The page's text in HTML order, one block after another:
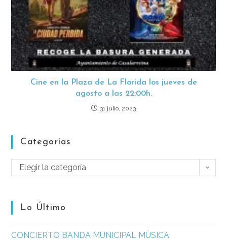
Cine en la Plaza de La Florida los jueves de
agosto a las 22:00h.
31 julio, 2023
Categorías
Elegir la categoría
Lo Último
CONCIERTO BANDA MUNICIPAL MÚSICA